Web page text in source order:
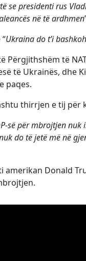
se presidenti rus
në të ardhmen
Ukraina do t’i
Përgjithshëm të
të Ukrainës, dhe
paqes.
thirrjen e tij për
së për mbrojtjen
do të jetë më në
amerikan Donald